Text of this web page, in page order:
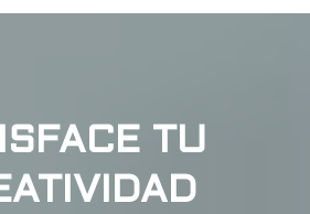
TU